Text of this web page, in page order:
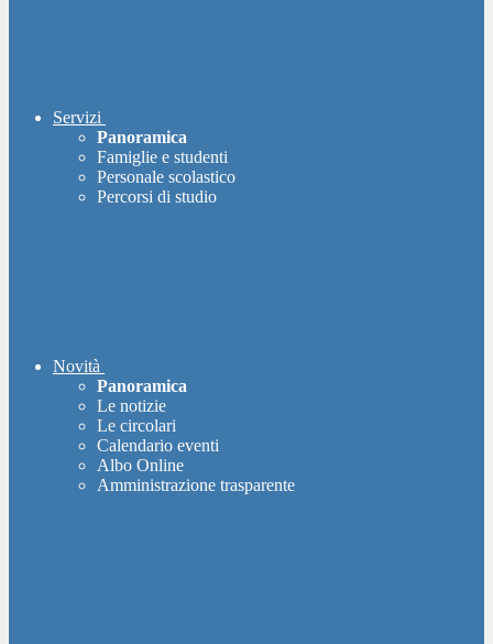
Servizi
Panoramica
Famiglie e studenti
Personale scolastico
Percorsi di studio
Novità
Panoramica
Le notizie
Le circolari
Calendario eventi
Albo Online
Amministrazione trasparente